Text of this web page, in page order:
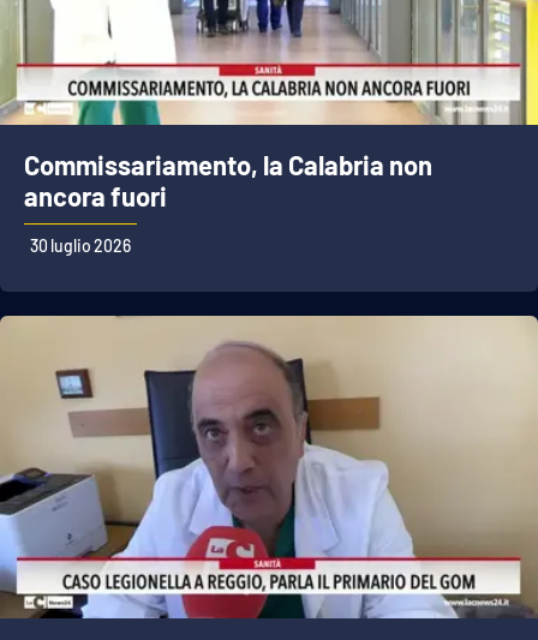
Commissariamento, la Calabria non
ancora fuori
30 luglio 2026